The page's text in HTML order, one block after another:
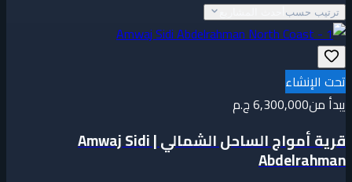
ترتيب حسب
تحت الإنشاء
يبدأ من6,300,000 ج.م
قرية أمواج الساحل الشمالي | Amwaj Sidi
Abdelrahman